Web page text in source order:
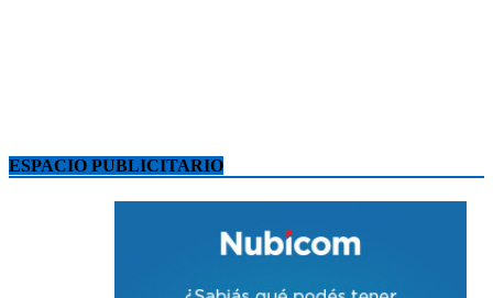
ESPACIO PUBLICITARIO